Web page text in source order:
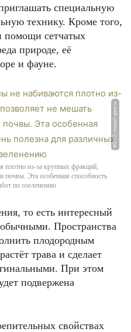
специальную
технику. Кроме того,
помощи сетчатых
природе, её
и фауне.
ФОТО: modul-geo.ru
плотно из-за крупных фракций,
почвы. Эта особенная способность
по озеленению
то есть интересный
Пространства
плодородным
трава и сделает
При этом
подвержена
свойствах